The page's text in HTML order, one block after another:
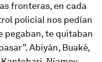
fronteras, en cada
policial nos pedían
pegaban, te quitaban
Abiyán, Buaké,